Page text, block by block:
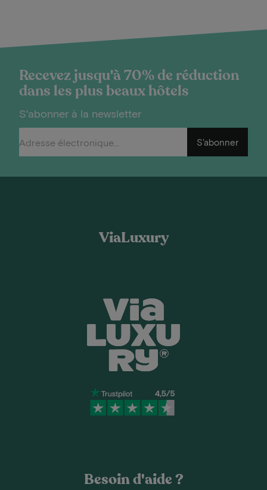
Recevez jusqu'à 70% de réduction
dans les plus beaux hôtels
S'abonner à la newsletter
S'abonner
ViaLuxury
Besoin d'aide ?